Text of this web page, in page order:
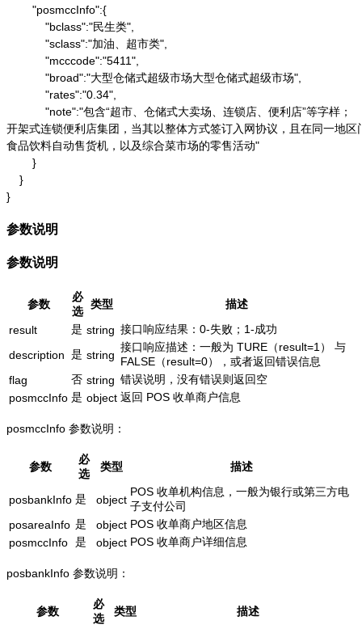
        "posmccInfo":{
            "bclass":"民生类",
            "sclass":"加油、超市类",
            "mcccode":"5411",
            "broad":"大型仓储式超级市场大型仓储式超级市场",
            "rates":"0.34",
            "note":"包含“超市、仓储式大卖场、连锁店、便利店”等字样；
开架式连锁便利店集团，当其以整体方式签订入网协议，且在同一地
食品饮料自动售货机，以及综合菜市场的零售活动"
        }
    }
}
参数说明
参数说明
参数
必
选
类型
描述
result
是 string 接口响应结果：0-失败；1-成功
description 是 string
接口响应描述：一般为 TURE（result=1） 与
FALSE（result=0），或者返回错误信息
flag
否 string 错误说明，没有错误则返回空
posmccInfo 是 object 返回 POS 收单商户信息
posmccInfo 参数说明：
参数
必
选
类型 描述
posbankInfo 是 object
POS 收单机构信息，一般为银行或第三方电
子支付公司
posareaInfo 是 object POS 收单商户地区信息
posmccInfo 是 object POS 收单商户详细信息
posbankInfo 参数说明：
参数
必
选
类型 描述